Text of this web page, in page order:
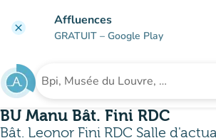
clear Affluences
GRATUIT – Google Play
Rechercher un établissement
BU Manu Bât. Fini RDC
Bât. Leonor Fini RDC Salle